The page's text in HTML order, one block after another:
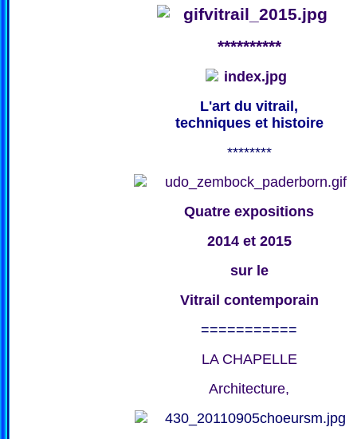
**********
L'art du vitrail,
techniques et histoire
********
Quatre expositions
2014 et 2015
sur le
Vitrail contemporain
===========
LA CHAPELLE
Architecture,